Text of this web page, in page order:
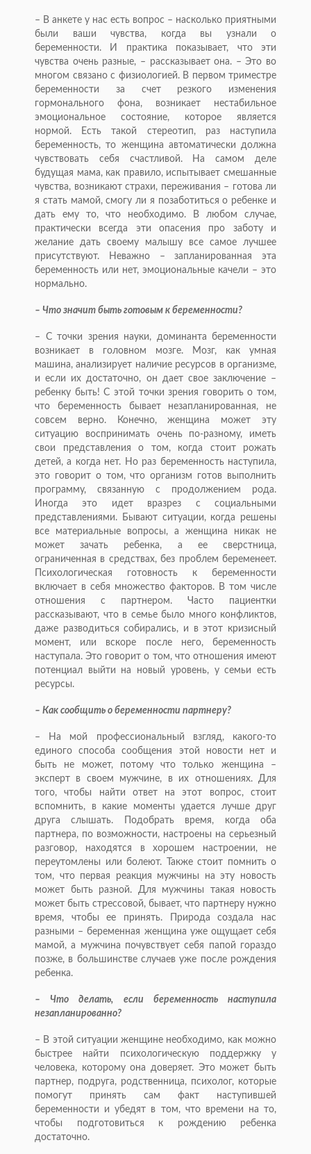
– В анкете у нас есть вопрос – насколько приятными
были ваши чувства, когда вы узнали о
беременности. И практика показывает, что эти
чувства очень разные, – рассказывает она. – Это во
многом связано с физиологией. В первом три­местре
беременности за счет резкого изменения
гормонального фона, возникает нестабильное
эмоциональное состояние, которое является
нормой. Есть такой стереотип, раз наступила
беременность, то женщина автоматически должна
чувствовать себя счастливой. На самом деле
будущая мама, как правило, испытывает смешанные
чувства, возникают страхи, переживания – готова ли
я стать мамой, смогу ли я позаботиться о ребенке и
дать ему то, что необходимо. В любом случае,
практически всегда эти опасения про заботу и
желание дать своему малышу все самое лучшее
присутствуют. Неважно – запланированная эта
беременность или нет, эмоциональные качели – это
нормально.
– Что значит быть готовым к беременности?
– С точки зрения науки, доминанта беременности
возникает в головном мозге. Мозг, как умная
машина, анализирует наличие ресурсов в организме,
и если их достаточно, он дает свое заключение –
ребенку быть! С этой точки зрения говорить о том,
что беременность бывает незапланированная, не
совсем верно. Конечно, женщина может эту
ситуацию воспринимать очень по-разному, иметь
свои представления о том, когда стоит рожать
детей, а когда нет. Но раз беременность наступила,
это говорит о том, что организм готов выполнить
программу, связанную с продолжением рода.
Иногда это идет вразрез с социальными
представлениями. Бывают ситуации, когда решены
все материальные вопросы, а женщина никак не
может зачать ребенка, а ее сверстница,
ограниченная в средствах, без проблем беременеет.
Психологическая готовность к беременности
включает в себя множество факторов. В том числе
отношения с партнером. Часто пациентки
рассказывают, что в семье было много конфликтов,
даже разводиться собирались, и в этот кризисный
момент, или вскоре после него, беременность
наступала. Это говорит о том, что отношения имеют
потенциал выйти на новый уровень, у семьи есть
ресурсы.
– Как сообщить о беременности партнеру?
– На мой профессиональный взгляд, какого-то
единого способа сообщения этой новости нет и
быть не может, потому что только женщина –
эксперт в своем мужчине, в их отношениях. Для
того, чтобы найти ответ на этот вопрос, стоит
вспомнить, в какие моменты удается лучше друг
друга слышать. Подобрать время, когда оба
партнера, по возможности, настроены на серьезный
разговор, находятся в хорошем настроении, не
переутомлены или болеют. Также стоит помнить о
том, что первая реакция мужчины на эту новость
может быть разной. Для мужчины такая новость
может быть стрессовой, бывает, что партнеру нужно
время, чтобы ее принять. Природа создала нас
разными – беременная женщина уже ощущает себя
мамой, а мужчина почувствует себя папой гораздо
позже, в большинстве случаев уже после рождения
ребенка.
– Что делать, если беременность наступила
незапланированно?
– В этой ситуации женщине необходимо, как можно
быстрее найти психологическую поддержку у
человека, которому она доверяет. Это может быть
партнер, подруга, родственница, психолог, которые
помогут принять сам факт наступившей
беременности и убедят в том, что времени на то,
чтобы подготовиться к рождению ребенка
достаточно.